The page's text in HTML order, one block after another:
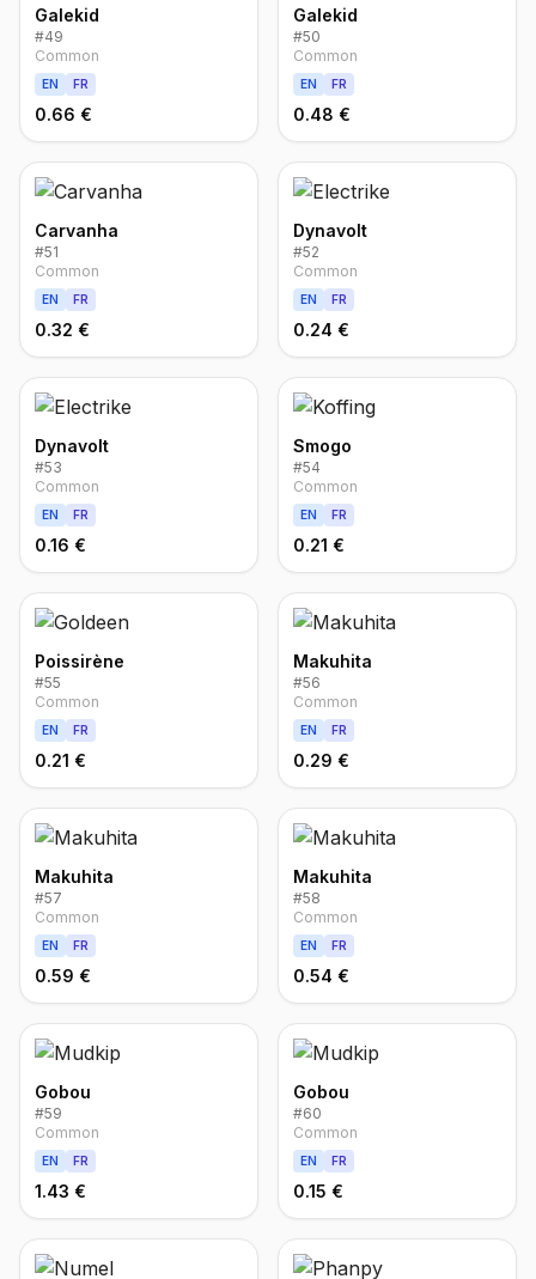
Galekid
#49
Common
EN FR
0.66 €
Galekid
#50
Common
EN FR
0.48 €
Carvanha
#51
Common
EN FR
0.32 €
Dynavolt
#52
Common
EN FR
0.24 €
Dynavolt
#53
Common
EN FR
0.16 €
Smogo
#54
Common
EN FR
0.21 €
Poissirène
#55
Common
EN FR
0.21 €
Makuhita
#56
Common
EN FR
0.29 €
Makuhita
#57
Common
EN FR
0.59 €
Makuhita
#58
Common
EN FR
0.54 €
Gobou
#59
Common
EN FR
1.43 €
Gobou
#60
Common
EN FR
0.15 €